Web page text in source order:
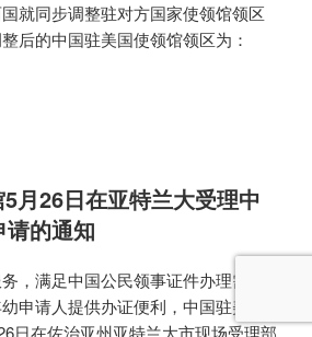
就同步调整驻对方国家使领馆领区
后的中国驻美国使领馆领区为：
月26日在亚特兰大受理中
的通知
，满足中国公民领事证件办理需
申请人提供办证便利，中国驻美国
日在佐治亚州亚特兰大市现场受理部